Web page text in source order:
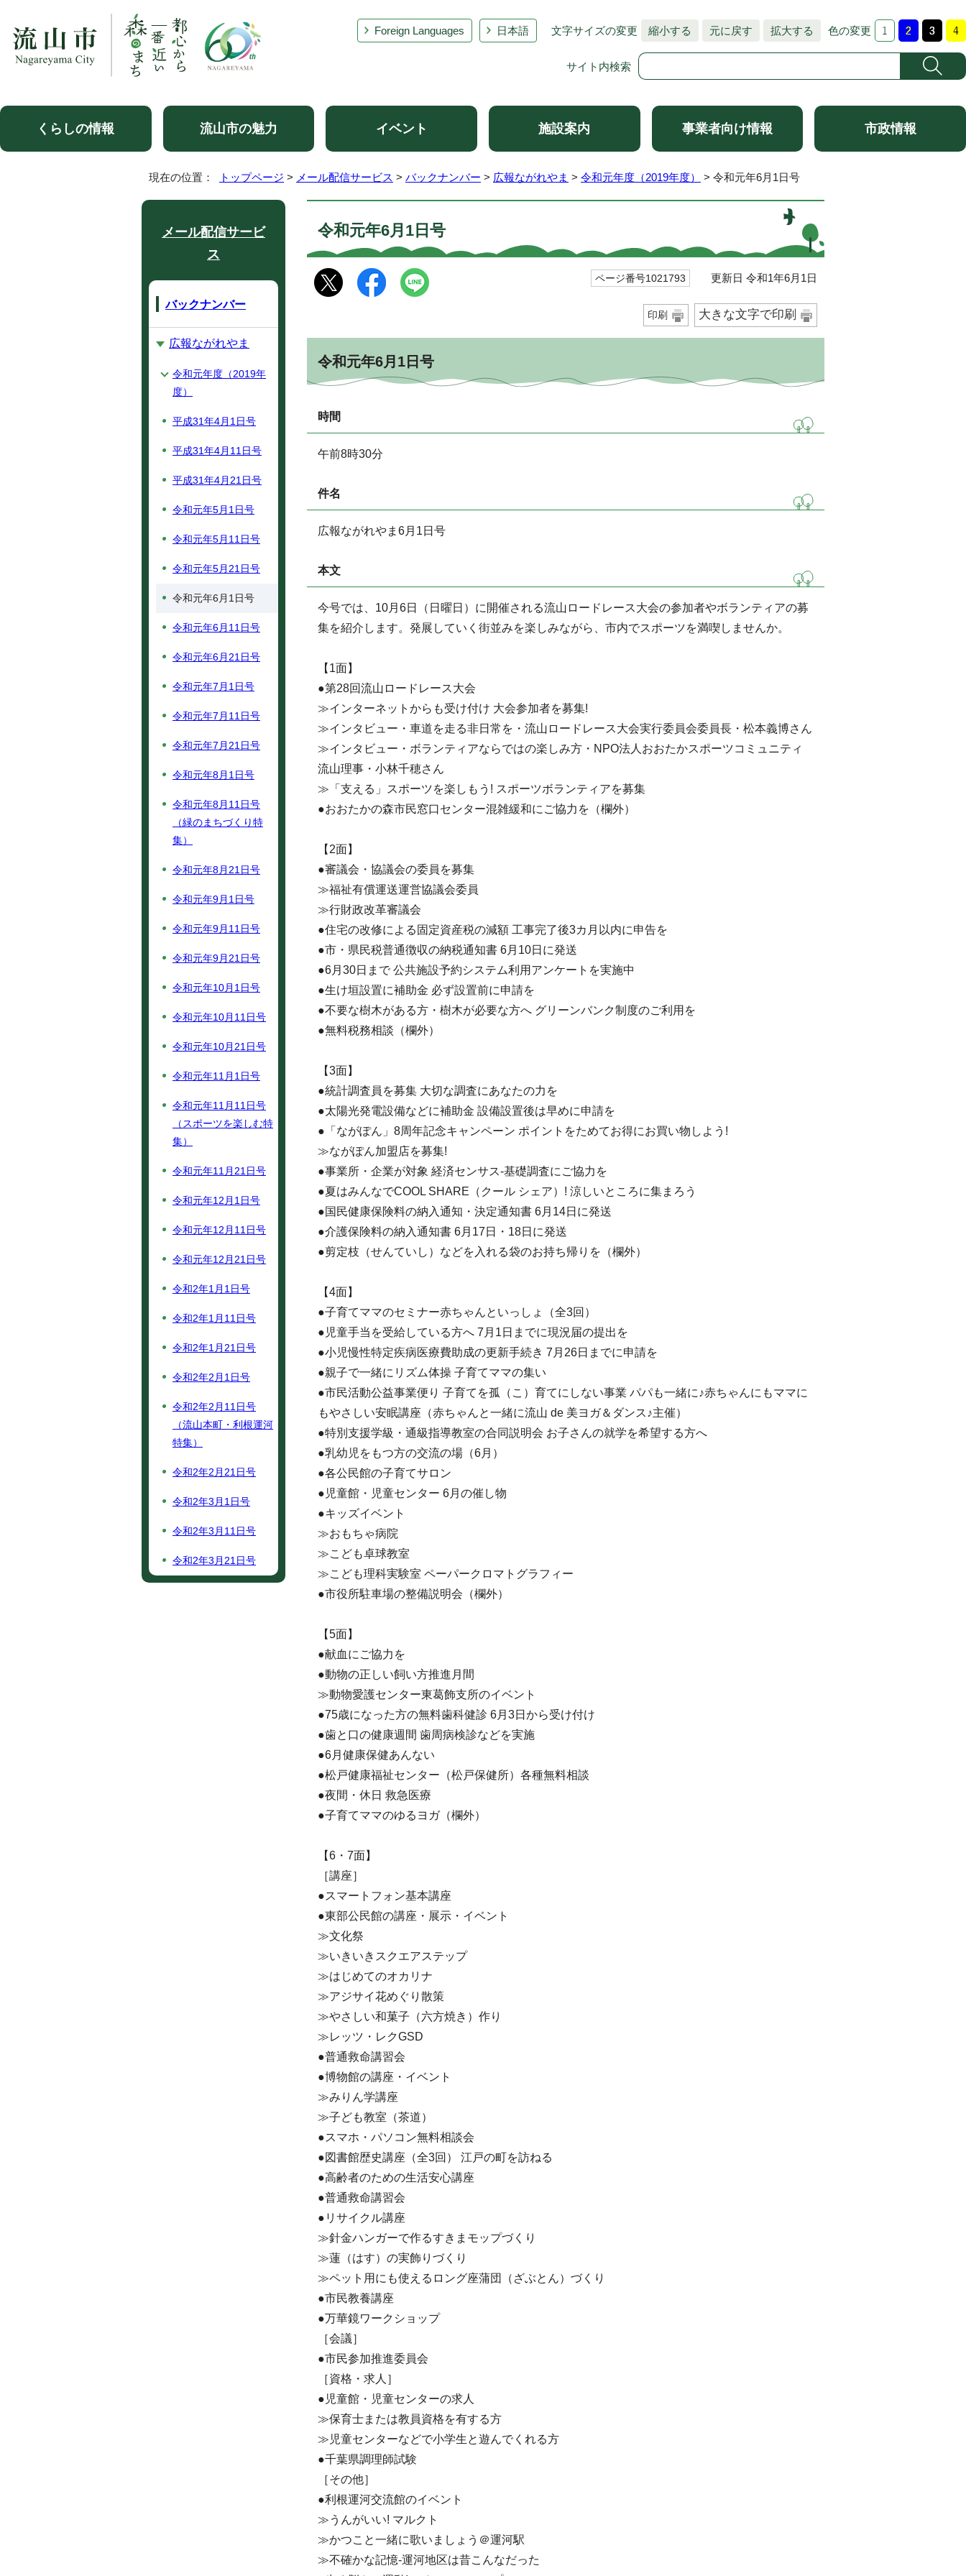
Foreign Languages 日本語 文字サイズの変更 縮小する 元に戻す 拡大する 色の変更
サイト内検索
くらしの情報 流山市の魅力 イベント 施設案内 事業者向け情報 市政情報
現在の位置： トップページ > メール配信サービス > バックナンバー > 広報ながれやま > 令和元年度（2019年度） > 令和元年6月1日号
令和元年6月1日号
ページ番号1021793 更新日 令和1年6月1日
印刷 大きな文字で印刷
令和元年6月1日号
時間
午前8時30分
件名
広報ながれやま6月1日号
本文
今号では、10月6日（日曜日）に開催される流山ロードレース大会の参加者やボランティアの募
集を紹介します。発展していく街並みを楽しみながら、市内でスポーツを満喫しませんか。
【1面】
●第28回流山ロードレース大会
≫インターネットからも受け付け 大会参加者を募集!
≫インタビュー・車道を走る非日常を・流山ロードレース大会実行委員会委員長・松本義博さん
≫インタビュー・ボランティアならではの楽しみ方・NPO法人おおたかスポーツコミュニティ
流山理事・小林千穂さん
≫「支える」スポーツを楽しもう! スポーツボランティアを募集
●おおたかの森市民窓口センター混雑緩和にご協力を（欄外）
【2面】
●審議会・協議会の委員を募集
≫福祉有償運送運営協議会委員
≫行財政改革審議会
●住宅の改修による固定資産税の減額 工事完了後3カ月以内に申告を
●市・県民税普通徴収の納税通知書 6月10日に発送
●6月30日まで 公共施設予約システム利用アンケートを実施中
●生け垣設置に補助金 必ず設置前に申請を
●不要な樹木がある方・樹木が必要な方へ グリーンバンク制度のご利用を
●無料税務相談（欄外）
【3面】
●統計調査員を募集 大切な調査にあなたの力を
●太陽光発電設備などに補助金 設備設置後は早めに申請を
●「ながぽん」8周年記念キャンペーン ポイントをためてお得にお買い物しよう!
≫ながぽん加盟店を募集!
●事業所・企業が対象 経済センサス-基礎調査にご協力を
●夏はみんなでCOOL SHARE（クール シェア）! 涼しいところに集まろう
●国民健康保険料の納入通知・決定通知書 6月14日に発送
●介護保険料の納入通知書 6月17日・18日に発送
●剪定枝（せんていし）などを入れる袋のお持ち帰りを（欄外）
【4面】
●子育てママのセミナー赤ちゃんといっしょ（全3回）
●児童手当を受給している方へ 7月1日までに現況届の提出を
●小児慢性特定疾病医療費助成の更新手続き 7月26日までに申請を
●親子で一緒にリズム体操 子育てママの集い
●市民活動公益事業便り 子育てを孤（こ）育てにしない事業 パパも一緒に♪赤ちゃんにもママに
もやさしい安眠講座（赤ちゃんと一緒に流山 de 美ヨガ＆ダンス♪主催）
●特別支援学級・通級指導教室の合同説明会 お子さんの就学を希望する方へ
●乳幼児をもつ方の交流の場（6月）
●各公民館の子育てサロン
●児童館・児童センター 6月の催し物
●キッズイベント
≫おもちゃ病院
≫こども卓球教室
≫こども理科実験室 ペーパークロマトグラフィー
●市役所駐車場の整備説明会（欄外）
【5面】
●献血にご協力を
●動物の正しい飼い方推進月間
≫動物愛護センター東葛飾支所のイベント
●75歳になった方の無料歯科健診 6月3日から受け付け
●歯と口の健康週間 歯周病検診などを実施
●6月健康保健あんない
●松戸健康福祉センター（松戸保健所）各種無料相談
●夜間・休日 救急医療
●子育てママのゆるヨガ（欄外）
【6・7面】
［講座］
●スマートフォン基本講座
●東部公民館の講座・展示・イベント
≫文化祭
≫いきいきスクエアステップ
≫はじめてのオカリナ
≫アジサイ花めぐり散策
≫やさしい和菓子（六方焼き）作り
≫レッツ・レクGSD
●普通救命講習会
●博物館の講座・イベント
≫みりん学講座
≫子ども教室（茶道）
●スマホ・パソコン無料相談会
●図書館歴史講座（全3回） 江戸の町を訪ねる
●高齢者のための生活安心講座
●普通救命講習会
●リサイクル講座
≫針金ハンガーで作るすきまモップづくり
≫蓮（はす）の実飾りづくり
≫ペット用にも使えるロング座蒲団（ざぶとん）づくり
●市民教養講座
●万華鏡ワークショップ
［会議］
●市民参加推進委員会
［資格・求人］
●児童館・児童センターの求人
≫保育士または教員資格を有する方
≫児童センターなどで小学生と遊んでくれる方
●千葉県調理師試験
［その他］
●利根運河交流館のイベント
≫うんがいい! マルクト
≫かつこと一緒に歌いましょう＠運河駅
≫不確かな記憶‐運河地区は昔こんなだった
メール配信サービ
ス
バックナンバー
広報ながれやま
令和元年度（2019年
度）
平成31年4月1日号
平成31年4月11日号
平成31年4月21日号
令和元年5月1日号
令和元年5月11日号
令和元年5月21日号
令和元年6月1日号
令和元年6月11日号
令和元年6月21日号
令和元年7月1日号
令和元年7月11日号
令和元年7月21日号
令和元年8月1日号
令和元年8月11日号
（緑のまちづくり特
集）
令和元年8月21日号
令和元年9月1日号
令和元年9月11日号
令和元年9月21日号
令和元年10月1日号
令和元年10月11日号
令和元年10月21日号
令和元年11月1日号
令和元年11月11日号
（スポーツを楽しむ特
集）
令和元年11月21日号
令和元年12月1日号
令和元年12月11日号
令和元年12月21日号
令和2年1月1日号
令和2年1月11日号
令和2年1月21日号
令和2年2月1日号
令和2年2月11日号
（流山本町・利根運河
特集）
令和2年2月21日号
令和2年3月1日号
令和2年3月11日号
令和2年3月21日号